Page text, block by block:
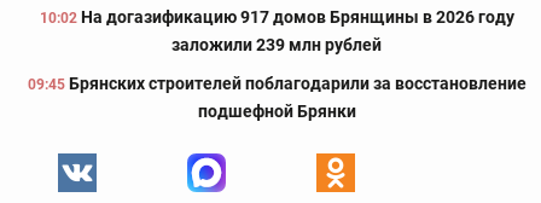
10:02 На догазификацию 917 домов Брянщины в 2026 году
заложили 239 млн рублей
09:45 Брянских строителей поблагодарили за восстановление
подшефной Брянки